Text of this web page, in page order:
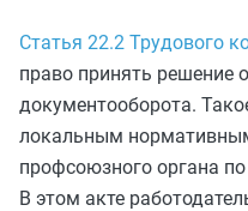
Статья 22.2 Трудового
право принять решение
документооборота.
локальным
профсоюзного органа
В этом акте